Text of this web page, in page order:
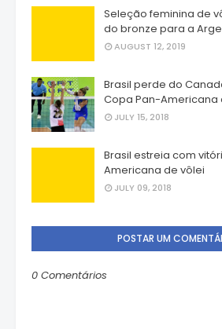
Seleção feminina de
do bronze para a
AUGUST 12, 2019
Brasil perde do
Copa Pan-Americana
JULY 15, 2018
Brasil estreia com
Americana de vôlei
JULY 09, 2018
POSTAR UM
0 Comentários